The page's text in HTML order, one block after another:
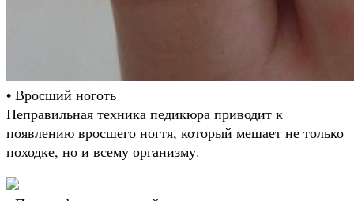
• Вросший ноготь
Неправильная техника педикюра приводит к
появлению вросшего ногтя, который мешает не только
походке, но и всему организму.